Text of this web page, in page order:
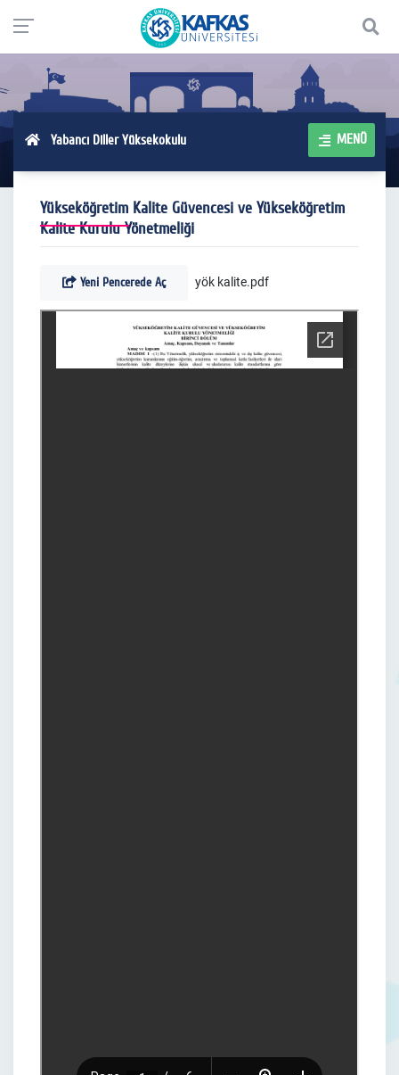
Yabancı Diller Yüksekokulu MENÜ
Yükseköğretim Kalite Güvencesi ve Yükseköğretim
Kalite Kurulu Yönetmeliği
Yeni Pencerede Aç yök kalite.pdf